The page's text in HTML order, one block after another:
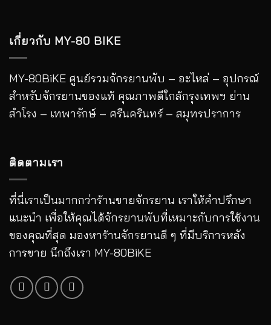
เกี่ยวกับ MY-80 BIKE
MY-80BiKE ศูนย์รวมจักรยานพับ – อะไหล่ – อุปกรณ์
สำหรับจักรยานของแท้ คุณภาพดีใกล้กรุงเทพฯ ย่าน
สำโรง – เทพารักษ์ – ศรีนครินทร์ – สมุทรปราการ
ติดตามเรา
ที่นี่เราเป็นมากกว่าร้านขายจักรยาน เราให้คำปรึกษา
แนะนำ เพื่อให้คุณได้จักรยานพับที่เหมาะกับการใช้งาน
ของคุณที่สุด มองหาร้านจักรยานดี ๆ ที่มีบริการหลัง
การขาย นึกถึงเรา MY-80BiKE